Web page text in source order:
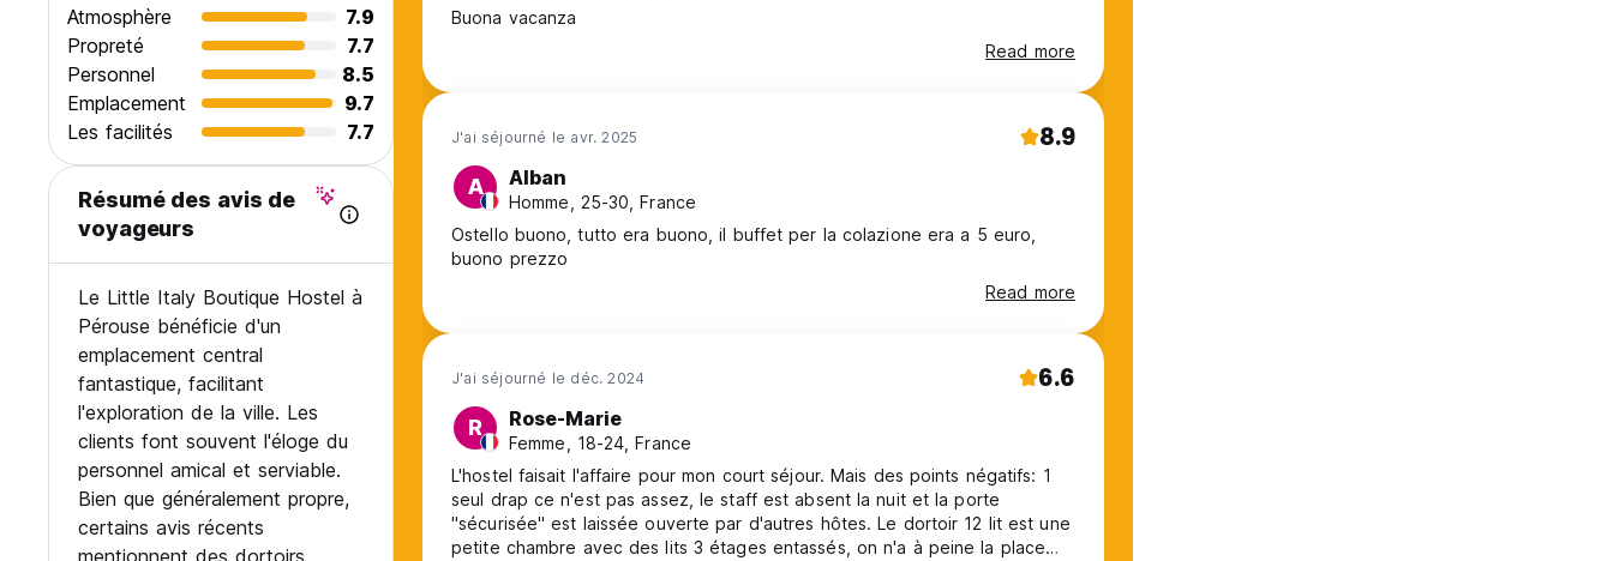
Atmosphère
7.9
Propreté
7.7
Personnel
8.5
Emplacement
9.7
Les facilités
7.7
Résumé des avis de
voyageurs
Le Little Italy Boutique Hostel à
Pérouse bénéficie d'un
emplacement central
fantastique, facilitant
l'exploration de la ville. Les
clients font souvent l'éloge du
personnel amical et serviable.
Bien que généralement propre,
certains avis récents
Buona vacanza
Read more
J'ai séjourné le avr. 2025 8.9
A Alban
Homme, 25-30, France
Ostello buono, tutto era buono, il buffet per la colazione era a 5 euro,
buono prezzo
Read more
J'ai séjourné le déc. 2024 6.6
R Rose-Marie
Femme, 18-24, France
L'hostel faisait l'affaire pour mon court séjour. Mais des points négatifs: 1
seul drap ce n'est pas assez, le staff est absent la nuit et la porte
"sécurisée" est laissée ouverte par d'autres hôtes. Le dortoir 12 lit est une
petite chambre avec des lits 3 étages entassés, on n'a à peine la place